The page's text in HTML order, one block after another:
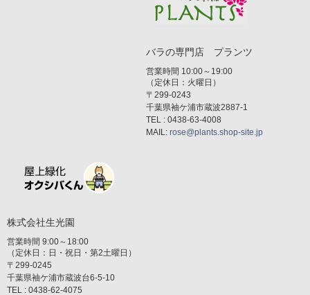
バラの専門店 プランツ
営業時間 10:00～19:00
（定休日：火曜日）
〒299-0243
千葉県袖ケ浦市蔵波2887-1
TEL : 0438-63-4008
MAIL: rose@plants.shop-site.jp
株式会社生光園
営業時間 9:00～18:00
（定休日：日・祝日・第2土曜日）
〒299-0245
千葉県袖ケ浦市蔵波台6-5-10
TEL : 0438-62-4075